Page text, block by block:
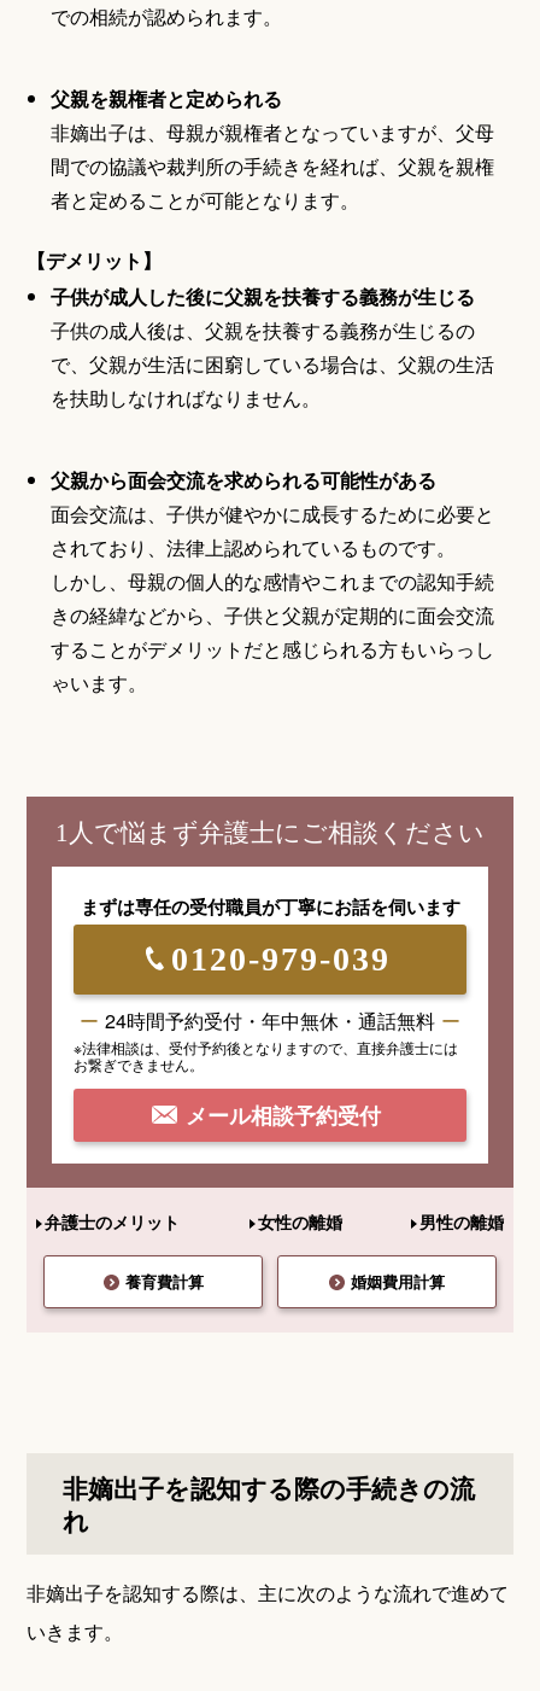
での相続が認められます。
父親を親権者と定められる
非嫡出子は、母親が親権者となっていますが、父母
間での協議や裁判所の手続きを経れば、父親を親権
者と定めることが可能となります。
【デメリット】
子供が成人した後に父親を扶養する義務が生じる
子供の成人後は、父親を扶養する義務が生じるの
で、父親が生活に困窮している場合は、父親の生活
を扶助しなければなりません。
父親から面会交流を求められる可能性がある
面会交流は、子供が健やかに成長するために必要と
されており、法律上認められているものです。
しかし、母親の個人的な感情やこれまでの認知手続
きの経緯などから、子供と父親が定期的に面会交流
することがデメリットだと感じられる方もいらっし
ゃいます。
1人で悩まず弁護士にご相談ください
まずは専任の受付職員が丁寧にお話を伺います
0120-979-039
24時間予約受付・年中無休・通話無料
※法律相談は、受付予約後となりますので、 直接弁護士には
お繋ぎできません。
メール相談予約受付
弁護士のメリット 女性の離婚 男性の離婚
養育費計算 婚姻費用計算
非嫡出子を認知する際の手続きの流
れ
非嫡出子を認知する際は、主に次のような流れで進めて
いきます。